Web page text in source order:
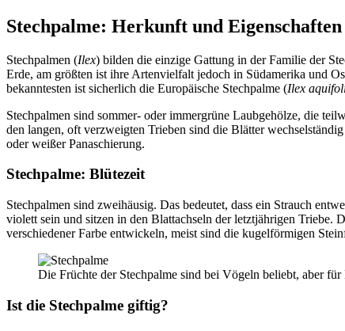
Stechpalme: Herkunft und Eigenschaften
Stechpalmen (Ilex) bilden die einzige Gattung in der Familie der
Erde, am größten ist ihre Artenvielfalt jedoch in Südamerika und
bekanntesten ist sicherlich die Europäische Stechpalme (Ilex
Stechpalmen sind sommer- oder immergrüne Laubgehölze, die
den langen, oft verzweigten Trieben sind die Blätter
oder weißer Panaschierung.
Stechpalme: Blütezeit
Stechpalmen sind zweihäusig. Das bedeutet, dass ein Strauch
violett sein und sitzen in den Blattachseln der letztjährigen Triebe.
verschiedener Farbe entwickeln, meist sind die kugelförmigen
Die Früchte der Stechpalme sind bei Vögeln beliebt, aber
Ist die Stechpalme giftig?